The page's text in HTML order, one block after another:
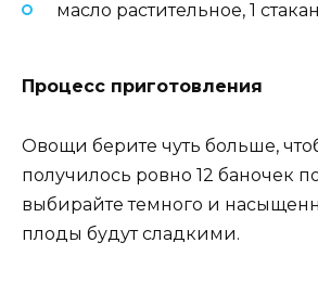
масло растительное, 1
Процесс приготовления
Овощи берите чуть больше,
получилось ровно 12 баночек
выбирайте темного и
плоды будут сладкими.